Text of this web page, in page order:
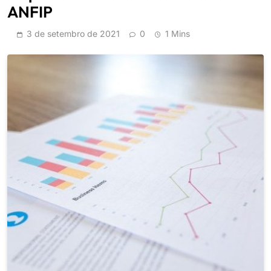
ANFIP
3 de setembro de 2021 0 1 Mins